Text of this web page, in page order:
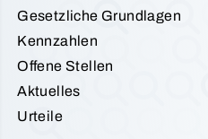
Gesetzliche Grundlagen
Kennzahlen
Offene Stellen
Aktuelles
Urteile